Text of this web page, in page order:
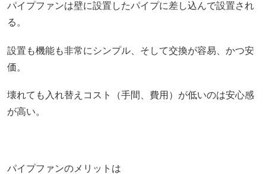
パイプファンは壁に設置したパイプに差し込んで設置され
る。
設置も機能も非常にシンプル、そして交換が容易、かつ安
価。
壊れても入れ替えコスト（手間、費用）が低いのは安心感
が高い。
パイプファンのメリットは